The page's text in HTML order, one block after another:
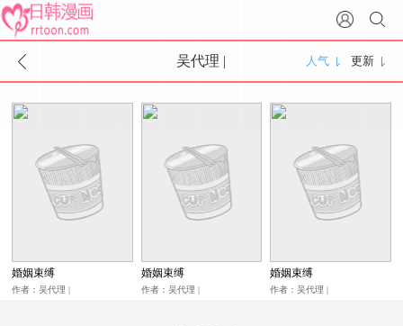
吴代理 |
haeyahae,ONGJU,METATOON
人气 更新
婚姻束缚
作者：吴代理 |
婚姻束缚
作者：吴代理 |
婚姻束缚
作者：吴代理 |